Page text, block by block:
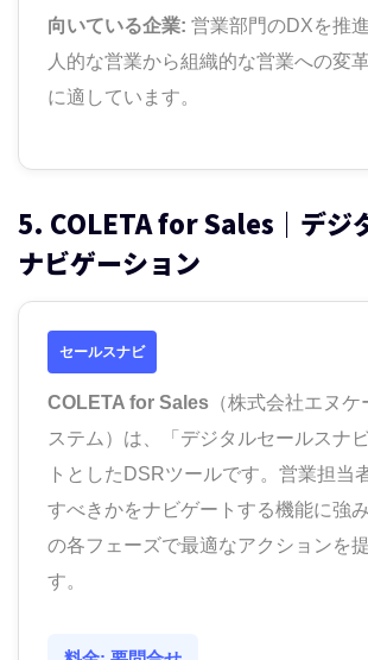
向いている企業: 営業部門のDXを推
人的な営業から組織的な営業への変
に適しています。
5. COLETA for Sales｜デジ
ナビゲーション
セールスナビ
COLETA for Sales （株式会社エヌ
ステム）は、「デジタルセールスナ
トとしたDSRツールです。営業担当
すべきかをナビゲートする機能に強
の各フェーズで最適なアクションを
す。